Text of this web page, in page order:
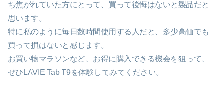
ち焦がれていた方にとって、買って後悔はないと製品だと
思います。
特に私のように毎日数時間使用する人だと、多少高価でも
買って損はないと感じます。
お買い物マラソンなど、お得に購入できる機会を狙って、
ぜひLAVIE Tab T9を体験してみてください。